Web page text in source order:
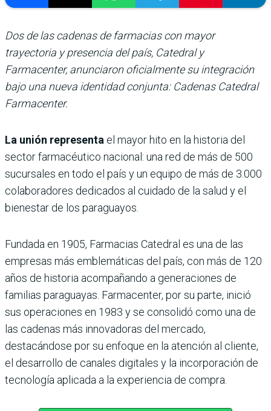
Dos de las cadenas de farmacias con mayor
trayectoria y presencia del país, Catedral y
Farmacenter, anunciaron oficialmente su integración
bajo una nueva identidad conjunta: Cadenas Catedral
Farmacenter.
La unión representa el mayor hito en la historia del
sector farmacéutico nacional: una red de más de 500
sucursales en todo el país y un equipo de más de 3.000
colaboradores dedicados al cuidado de la salud y el
bienestar de los paraguayos.
Fundada en 1905, Farmacias Catedral es una de las
empresas más emblemáticas del país, con más de 120
años de historia acompañando a generaciones de
familias paraguayas. Farmacenter, por su parte, inició
sus operaciones en 1983 y se consolidó como una de
las cadenas más innovadoras del mercado,
destacándose por su enfoque en la atención al cliente,
el desarrollo de canales digitales y la incorporación de
tecnología aplicada a la experiencia de compra.